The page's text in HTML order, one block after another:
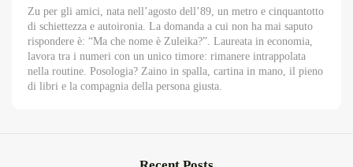
Zu per gli amici, nata nell’agosto dell’89, un metro e cinquantotto
di schiettezza e autoironia. La domanda a cui non ha mai saputo
rispondere è: “Ma che nome è Zuleika?”. Laureata in economia,
lavora tra i numeri con un unico timore: rimanere intrappolata
nella routine. Posologia? Zaino in spalla, cartina in mano, il pieno
di libri e la compagnia della persona giusta.